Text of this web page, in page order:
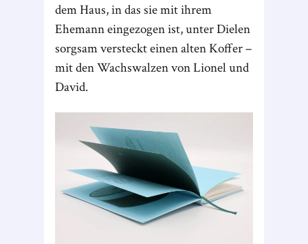
dem Haus, in das sie mit ihrem
Ehemann eingezogen ist, unter Dielen
sorgsam versteckt einen alten Koffer –
mit den Wachswalzen von Lionel und
David.